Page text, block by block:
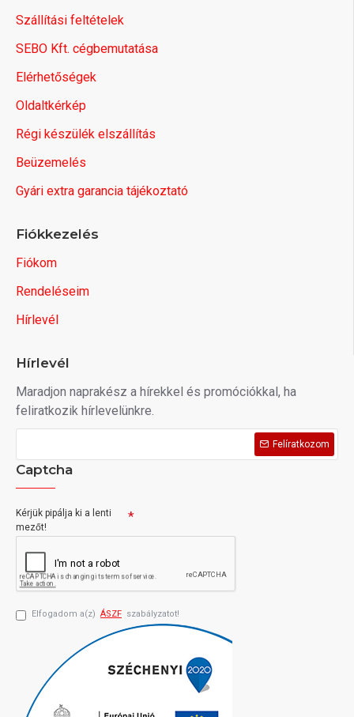
Szállítási feltételek
SEBO Kft. cégbemutatása
Elérhetőségek
Oldaltkérkép
Régi készülék elszállítás
Beüzemelés
Gyári extra garancia tájékoztató
Fiókkezelés
Fiókom
Rendeléseim
Hírlevél
Hírlevél
Maradjon naprakész a hírekkel és promóciókkal, ha
feliratkozik hírlevelünkre.
Felíratkozom
Captcha
Kérjük pipálja ki a lenti
mezőt!
Elfogadom a(z) ÁSZF szabályzatot!